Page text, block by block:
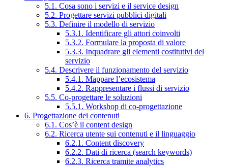
5.1. Cosa sono i servizi e il service design
5.2. Progettare servizi pubblici digitali
5.3. Definire il modello di servizio
5.3.1. Identificare gli attori coinvolti
5.3.2. Formulare la proposta di valore
5.3.3. Inquadrare gli elementi costitutivi del
servizio
5.4. Descrivere il funzionamento del servizio
5.4.1. Mappare l’ecosistema
5.4.2. Rappresentare i flussi di servizio
5.5. Co-progettare le soluzioni
5.5.1. Workshop di co-progettazione
6. Progettazione dei contenuti
6.1. Cos’è il content design
6.2. Ricerca utente sui contenuti e il linguaggio
6.2.1. Content discovery
6.2.2. Dati di ricerca (search keywords)
6.2.3. Ricerca tramite analytics